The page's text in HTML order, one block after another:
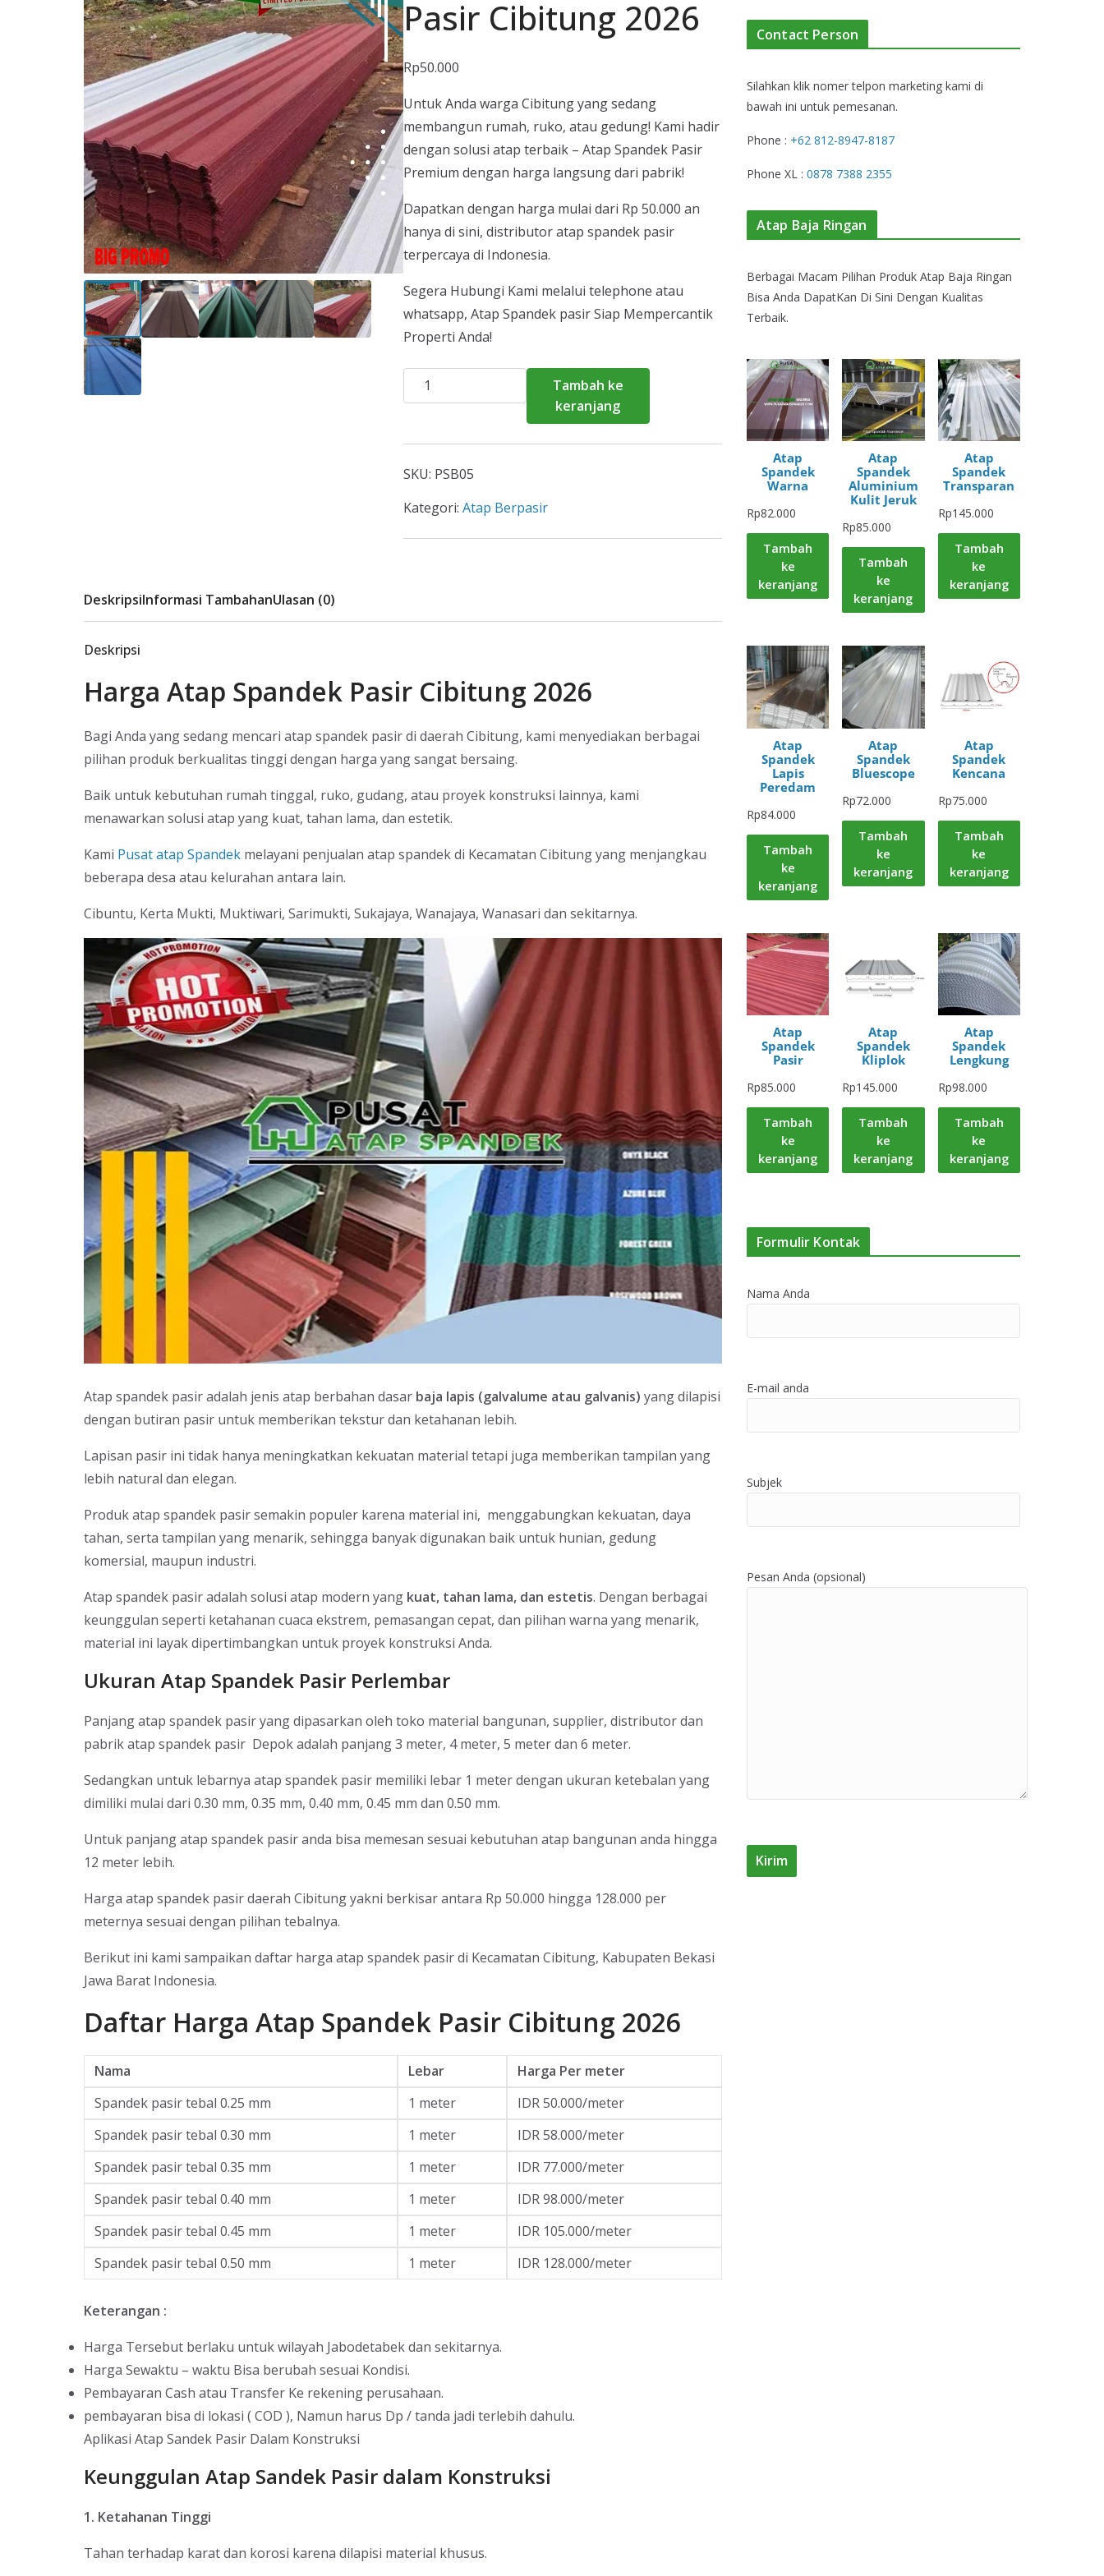
Pasir Cibitung 2026
Rp50.000
Untuk Anda warga Cibitung yang sedang
membangun rumah, ruko, atau gedung! Kami hadir
dengan solusi atap terbaik – Atap Spandek Pasir
Premium dengan harga langsung dari pabrik!
Dapatkan dengan harga mulai dari Rp 50.000 an
hanya di sini, distributor atap spandek pasir
terpercaya di Indonesia.
Segera Hubungi Kami melalui telephone atau
whatsapp, Atap Spandek pasir Siap Mempercantik
Properti Anda!
Kuantitas
Harga
Cibitung
2026
Tambah ke
keranjang
SKU: PSB05
Kategori: Atap Berpasir
DeskripsiInformasi TambahanUlasan (0)
Deskripsi
Harga Atap Spandek Pasir Cibitung 2026
Bagi Anda yang sedang mencari atap spandek pasir di daerah Cibitung, kami menyediakan berbagai
pilihan produk berkualitas tinggi dengan harga yang sangat bersaing.
Baik untuk kebutuhan rumah tinggal, ruko, gudang, atau proyek konstruksi lainnya, kami
menawarkan solusi atap yang kuat, tahan lama, dan estetik.
Kami Pusat atap Spandek melayani penjualan atap spandek di Kecamatan Cibitung yang menjangkau
beberapa desa atau kelurahan antara lain.
Cibuntu, Kerta Mukti, Muktiwari, Sarimukti, Sukajaya, Wanajaya, Wanasari dan sekitarnya.
Atap spandek pasir adalah jenis atap berbahan dasar baja lapis (galvalume atau galvanis) yang dilapisi
dengan butiran pasir untuk memberikan tekstur dan ketahanan lebih.
Lapisan pasir ini tidak hanya meningkatkan kekuatan material tetapi juga memberikan tampilan yang
lebih natural dan elegan.
Produk atap spandek pasir semakin populer karena material ini, menggabungkan kekuatan, daya
tahan, serta tampilan yang menarik, sehingga banyak digunakan baik untuk hunian, gedung
komersial, maupun industri.
Atap spandek pasir adalah solusi atap modern yang kuat, tahan lama, dan estetis. Dengan berbagai
keunggulan seperti ketahanan cuaca ekstrem, pemasangan cepat, dan pilihan warna yang menarik,
material ini layak dipertimbangkan untuk proyek konstruksi Anda.
Ukuran Atap Spandek Pasir Perlembar
Panjang atap spandek pasir yang dipasarkan oleh toko material bangunan, supplier, distributor dan
pabrik atap spandek pasir Depok adalah panjang 3 meter, 4 meter, 5 meter dan 6 meter.
Sedangkan untuk lebarnya atap spandek pasir memiliki lebar 1 meter dengan ukuran ketebalan yang
dimiliki mulai dari 0.30 mm, 0.35 mm, 0.40 mm, 0.45 mm dan 0.50 mm.
Untuk panjang atap spandek pasir anda bisa memesan sesuai kebutuhan atap bangunan anda hingga
12 meter lebih.
Harga atap spandek pasir daerah Cibitung yakni berkisar antara Rp 50.000 hingga 128.000 per
meternya sesuai dengan pilihan tebalnya.
Berikut ini kami sampaikan daftar harga atap spandek pasir di Kecamatan Cibitung, Kabupaten Bekasi
Jawa Barat Indonesia.
Daftar Harga Atap Spandek Pasir Cibitung 2026
Nama Lebar
Harga Per meter
Spandek pasir tebal 0.25 mm
1 meter
IDR 50.000/meter
Spandek pasir tebal 0.30 mm
1 meter
IDR 58.000/meter
Spandek pasir tebal 0.35 mm
1 meter
IDR 77.000/meter
Spandek pasir tebal 0.40 mm
1 meter
IDR 98.000/meter
Spandek pasir tebal 0.45 mm
1 meter
IDR 105.000/meter
Spandek pasir tebal 0.50 mm
1 meter IDR 128.000/meter
Keterangan :
Harga Tersebut berlaku untuk wilayah Jabodetabek dan sekitarnya.
Harga Sewaktu – waktu Bisa berubah sesuai Kondisi.
Pembayaran Cash atau Transfer Ke rekening perusahaan.
pembayaran bisa di lokasi ( COD ), Namun harus Dp / tanda jadi terlebih dahulu.
Aplikasi Atap Sandek Pasir Dalam Konstruksi
Keunggulan Atap Sandek Pasir dalam Konstruksi
1. Ketahanan Tinggi
Tahan terhadap karat dan korosi karena dilapisi material khusus.
Contact Person
Silahkan klik nomer telpon marketing kami di
bawah ini untuk pemesanan.
Phone : +62 812-8947-8187
Phone XL : 0878 7388 2355
Atap Baja Ringan
Berbagai Macam Pilihan Produk Atap Baja Ringan
Bisa Anda DapatKan Di Sini Dengan Kualitas
Terbaik.
Atap
Spandek
Warna
Rp82.000
Tambah
ke
keranjang
Atap
Spandek
Aluminium
Kulit Jeruk
Rp85.000
Tambah
ke
keranjang
Atap
Spandek
Transparan
Rp145.000
Tambah
ke
keranjang
Atap
Spandek
Lapis
Peredam
Rp84.000
Tambah
ke
keranjang
Atap
Spandek
Bluescope
Rp72.000
Tambah
ke
keranjang
Atap
Spandek
Kencana
Rp75.000
Tambah
ke
keranjang
Atap
Spandek
Pasir
Rp85.000
Tambah
ke
keranjang
Atap
Spandek
Kliplok
Rp145.000
Tambah
ke
keranjang
Atap
Spandek
Lengkung
Rp98.000
Tambah
ke
keranjang
Formulir Kontak
Nama Anda
E-mail anda
Subjek
Pesan Anda (opsional)